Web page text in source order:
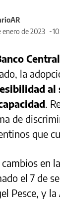
enero de 2023
la
al
.
de
que
cambios en
el 7 de
Pesce, y la